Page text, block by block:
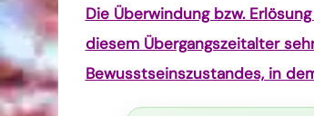
Die Überwindung bzw.
diesem Übergangszeitalter
Bewusstseinszustandes, in